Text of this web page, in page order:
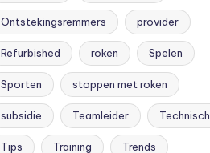
Ontstekingsremmers provider
Refurbished roken Spelen
Sporten stoppen met roken
subsidie Teamleider Technisch
Tips Training Trends